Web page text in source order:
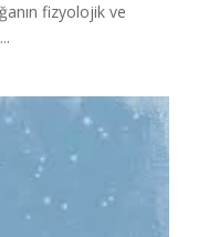
fizyolojik ve